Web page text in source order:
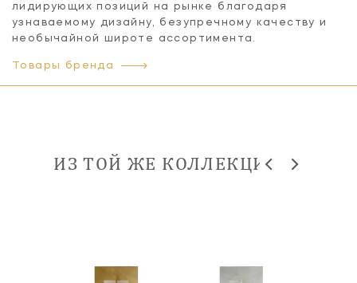
лидирующих позиций на рынке благодаря
узнаваемому дизайну, безупречному качеству и
необычайной широте ассортимента.
Товары бренда
ИЗ ТОЙ ЖЕ КОЛЛЕКЦИИ